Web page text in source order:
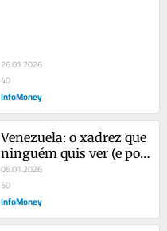
26.01.2026
40
InfoMoney
Venezuela: o xadrez que
ninguém quis ver (e por
que o Brasil precisa
acordar antes que seja
tarde)
06.01.2026
50
InfoMoney